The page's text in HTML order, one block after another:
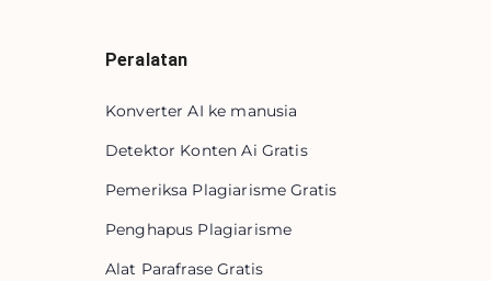
Peralatan
Konverter AI ke manusia
Detektor Konten Ai Gratis
Pemeriksa Plagiarisme Gratis
Penghapus Plagiarisme
Alat Parafrase Gratis